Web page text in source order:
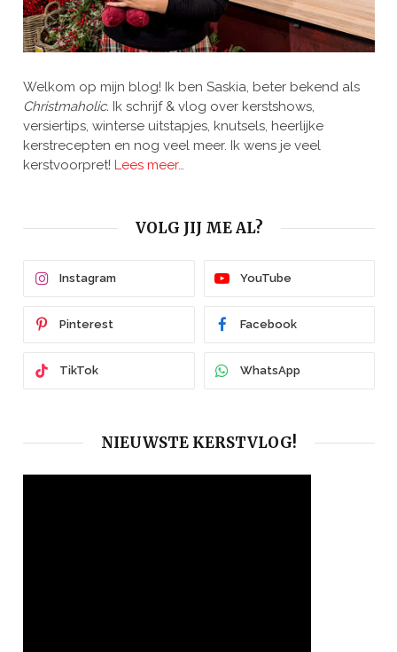
Welkom op mijn blog! Ik ben Saskia, beter bekend als
Christmaholic. Ik schrijf & vlog over kerstshows,
versiertips, winterse uitstapjes, knutsels, heerlijke
kerstrecepten en nog veel meer. Ik wens je veel
kerstvoorpret! Lees meer…
VOLG JIJ ME AL?
Instagram YouTube
Pinterest Facebook
TikTok WhatsApp
NIEUWSTE KERSTVLOG!